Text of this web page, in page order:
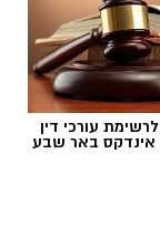
עורכי דין
באר שבע
שב"חים